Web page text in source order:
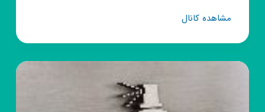
مشاهده کانالکانال
پخش
لوازم